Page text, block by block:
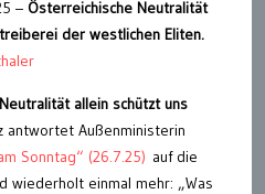
– Österreichische Neutralität
der westlichen Eliten.
allein schützt uns
antwortet Außenministerin
Sonntag“ (26.7.25) auf die
wiederholt einmal mehr: „Was